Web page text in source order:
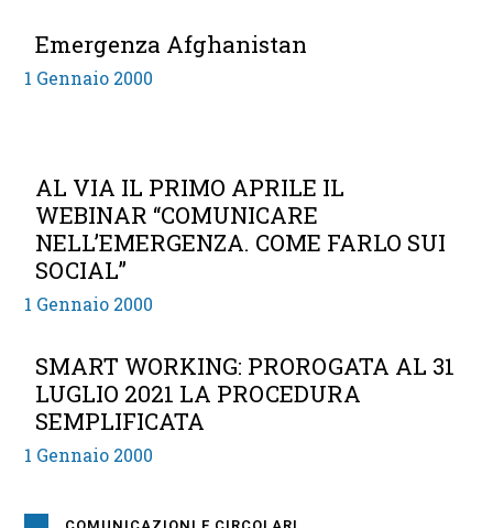
Emergenza Afghanistan
1 Gennaio 2000
AL VIA IL PRIMO APRILE IL
WEBINAR “COMUNICARE
NELL’EMERGENZA. COME FARLO SUI
SOCIAL”
1 Gennaio 2000
SMART WORKING: PROROGATA AL 31
LUGLIO 2021 LA PROCEDURA
SEMPLIFICATA
1 Gennaio 2000